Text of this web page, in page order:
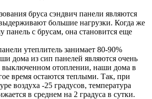
бруса сэндвич панели являются
большие нагрузки. Когда же
панель с брусам, она становится еще
утеплитель занимает 80-90%
дома из сип панелей являются очень
отоплении, наши дома в
время остаются теплыми. Так, при
воздуха -25 градусов, температура
в среднем на 2 градуса в сутки.